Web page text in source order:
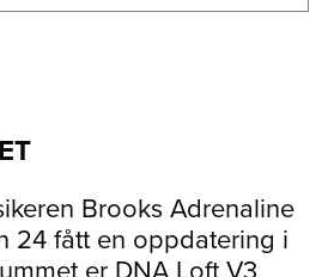
Brooks Adrenaline
24 fått en oppdatering i